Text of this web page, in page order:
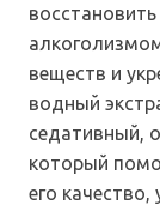
веществ и
водный
седативный,
который
его качество,